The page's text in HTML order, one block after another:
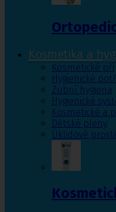
Kosmetika a
Kosmetické
Hygienické
Zubní hygiena
Hygienické
Kosmetické a
Dětské pleny
Úklidové